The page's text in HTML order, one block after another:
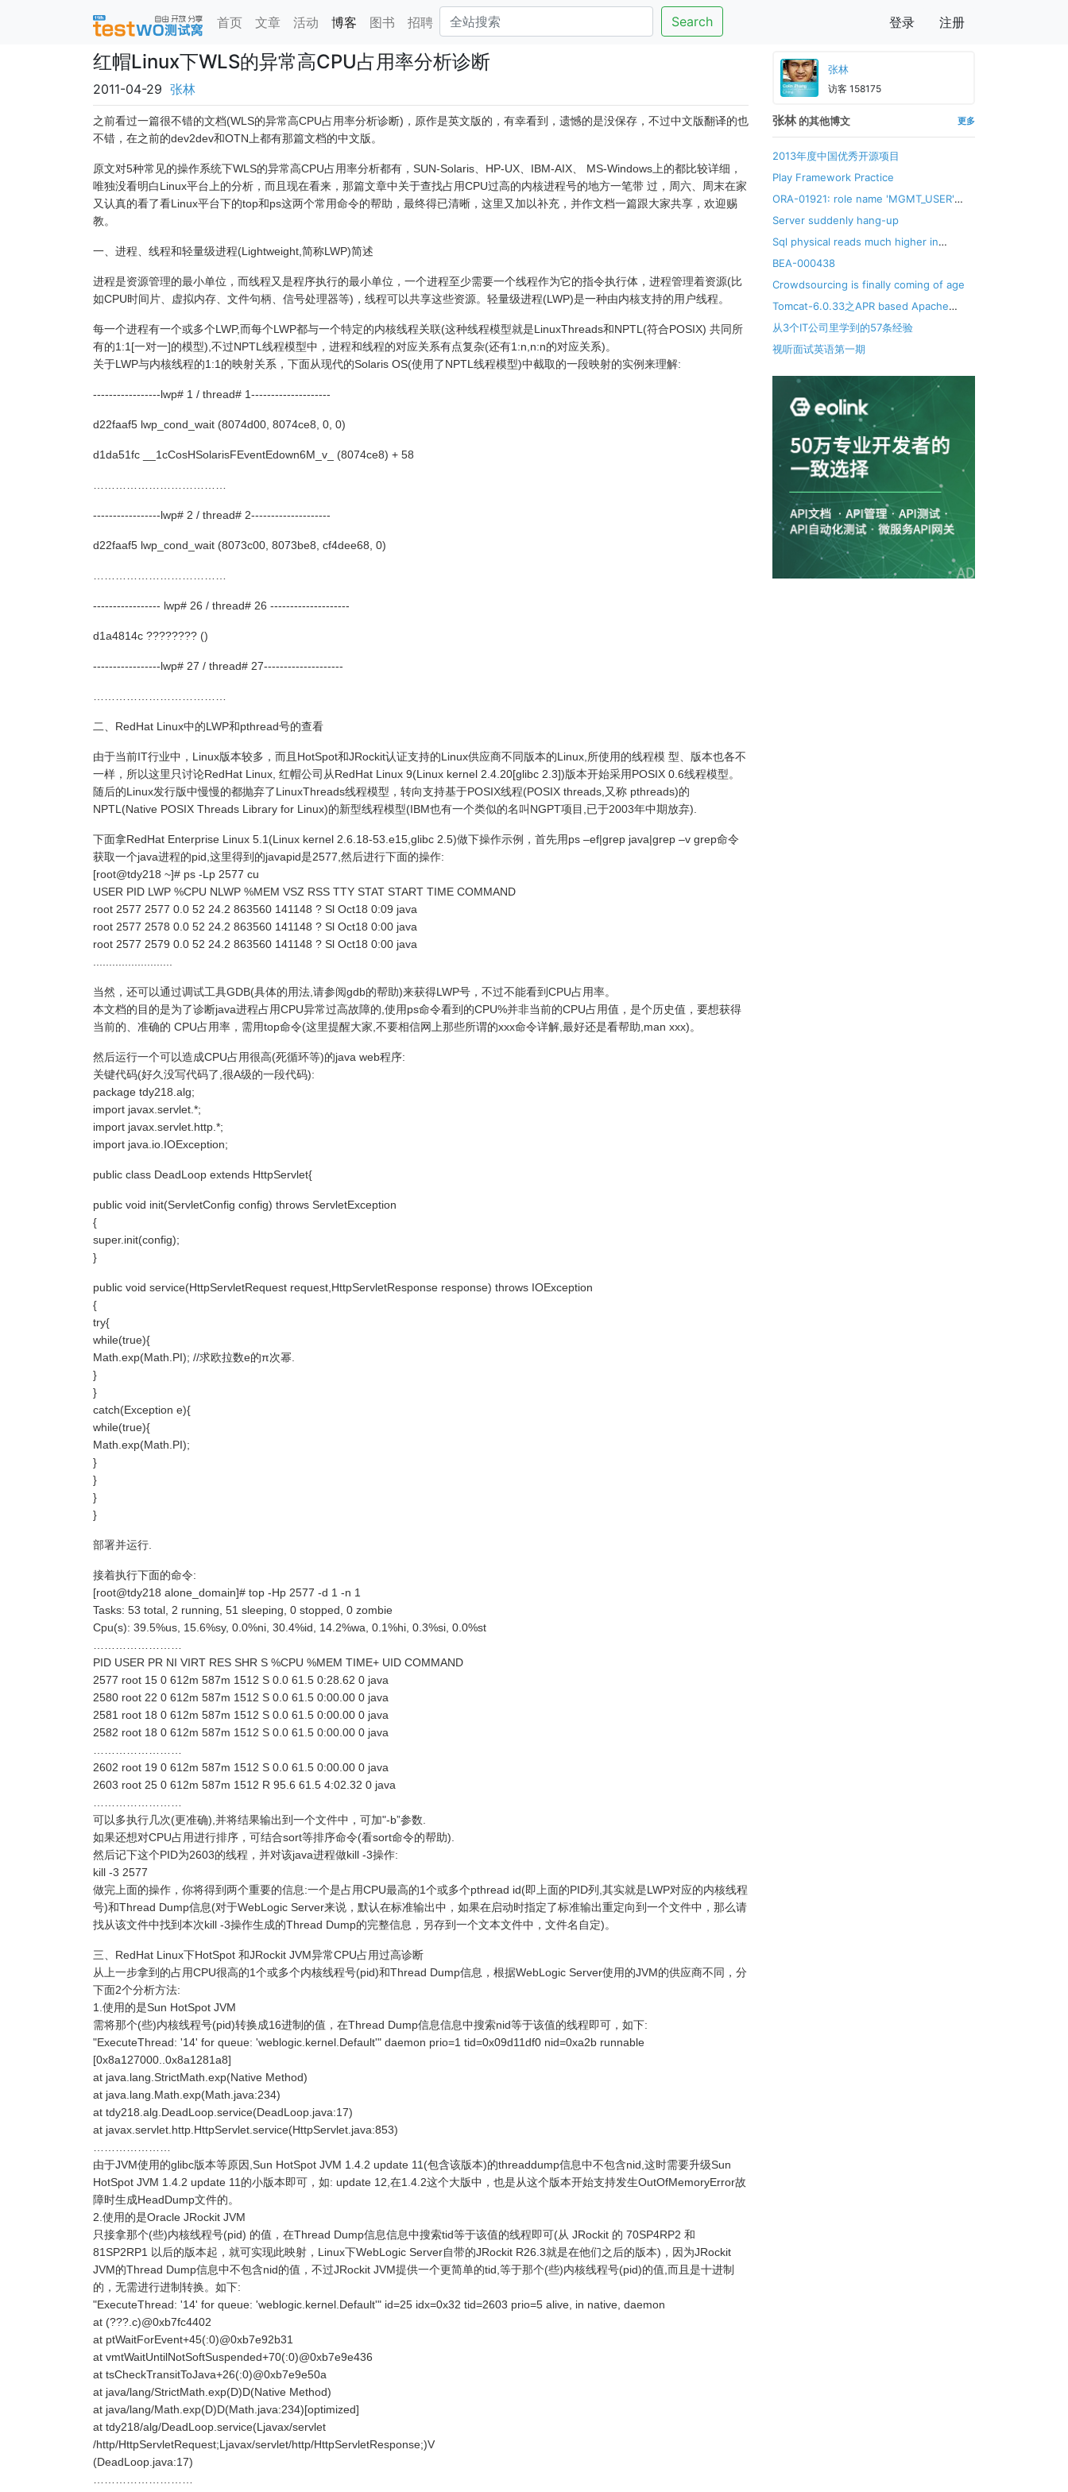
首页 文章 活动 博客 图书 招聘 Search 登录 注册
红帽Linux下WLS的异常高CPU占用率分析诊断
2011-04-29 张林
之前看过一篇很不错的文档(WLS的异常高CPU占用率分析诊断)，原作是英文版的，有幸看到，遗憾的是没保存，不过中文版翻译的也
不错，在之前的dev2dev和OTN上都有那篇文档的中文版。
原文对5种常见的操作系统下WLS的异常高CPU占用率分析都有，SUN-Solaris、HP-UX、IBM-AIX、 MS-Windows上的都比较详细，
唯独没看明白Linux平台上的分析，而且现在看来，那篇文章中关于查找占用CPU过高的内核进程号的地方一笔带 过，周六、周末在家
又认真的看了看Linux平台下的top和ps这两个常用命令的帮助，最终得已清晰，这里又加以补充，并作文档一篇跟大家共享，欢迎赐
教。
一、进程、线程和轻量级进程(Lightweight,简称LWP)简述
进程是资源管理的最小单位，而线程又是程序执行的最小单位，一个进程至少需要一个线程作为它的指令执行体，进程管理着资源(比
如CPU时间片、虚拟内存、文件句柄、信号处理器等)，线程可以共享这些资源。轻量级进程(LWP)是一种由内核支持的用户线程。
每一个进程有一个或多个LWP,而每个LWP都与一个特定的内核线程关联(这种线程模型就是LinuxThreads和NPTL(符合POSIX) 共同所
有的1:1[一对一]的模型),不过NPTL线程模型中，进程和线程的对应关系有点复杂(还有1:n,n:n的对应关系)。
关于LWP与内核线程的1:1的映射关系，下面从现代的Solaris OS(使用了NPTL线程模型)中截取的一段映射的实例来理解:
-----------------lwp# 1 / thread# 1--------------------
d22faaf5 lwp_cond_wait (8074d00, 8074ce8, 0, 0)
d1da51fc __1cCosHSolarisFEventEdown6M_v_ (8074ce8) + 58
-----------------lwp# 2 / thread# 2--------------------
d22faaf5 lwp_cond_wait (8073c00, 8073be8, cf4dee68, 0)
----------------- lwp# 26 / thread# 26 --------------------
d1a4814c ???????? ()
-----------------lwp# 27 / thread# 27--------------------
二、RedHat Linux中的LWP和pthread号的查看
由于当前IT行业中，Linux版本较多，而且HotSpot和JRockit认证支持的Linux供应商不同版本的Linux,所使用的线程模 型、版本也各不
一样，所以这里只讨论RedHat Linux, 红帽公司从RedHat Linux 9(Linux kernel 2.4.20[glibc 2.3])版本开始采用POSIX 0.6线程模型。
随后的Linux发行版中慢慢的都抛弃了LinuxThreads线程模型，转向支持基于POSIX线程(POSIX threads,又称 pthreads)的
NPTL(Native POSIX Threads Library for Linux)的新型线程模型(IBM也有一个类似的名叫NGPT项目,已于2003年中期放弃).
下面拿RedHat Enterprise Linux 5.1(Linux kernel 2.6.18-53.e15,glibc 2.5)做下操作示例，首先用ps –ef|grep java|grep –v grep命令
获取一个java进程的pid,这里得到的javapid是2577,然后进行下面的操作:
[root@tdy218 ~]# ps -Lp 2577 cu
USER PID LWP %CPU NLWP %MEM VSZ RSS TTY STAT START TIME COMMAND
root 2577 2577 0.0 52 24.2 863560 141148 ? Sl Oct18 0:09 java
root 2577 2578 0.0 52 24.2 863560 141148 ? Sl Oct18 0:00 java
root 2577 2579 0.0 52 24.2 863560 141148 ? Sl Oct18 0:00 java
当然，还可以通过调试工具GDB(具体的用法,请参阅gdb的帮助)来获得LWP号，不过不能看到CPU占用率。
本文档的目的是为了诊断java进程占用CPU异常过高故障的,使用ps命令看到的CPU%并非当前的CPU占用值，是个历史值，要想获得
当前的、准确的 CPU占用率，需用top命令(这里提醒大家,不要相信网上那些所谓的xxx命令详解,最好还是看帮助,man xxx)。
然后运行一个可以造成CPU占用很高(死循环等)的java web程序:
关键代码(好久没写代码了,很A级的一段代码):
package tdy218.alg;
import javax.servlet.*;
import javax.servlet.http.*;
import java.io.IOException;
public class DeadLoop extends HttpServlet{
public void init(ServletConfig config) throws ServletException
{
super.init(config);
}
public void service(HttpServletRequest request,HttpServletResponse response) throws IOException
{
try{
while(true){
Math.exp(Math.PI); //求欧拉数e的π次幂.
}
}
catch(Exception e){
while(true){
Math.exp(Math.PI);
}
}
}
}
部署并运行.
接着执行下面的命令:
[root@tdy218 alone_domain]# top -Hp 2577 -d 1 -n 1
Tasks: 53 total, 2 running, 51 sleeping, 0 stopped, 0 zombie
Cpu(s): 39.5%us, 15.6%sy, 0.0%ni, 30.4%id, 14.2%wa, 0.1%hi, 0.3%si, 0.0%st
PID USER PR NI VIRT RES SHR S %CPU %MEM TIME+ UID COMMAND
2577 root 15 0 612m 587m 1512 S 0.0 61.5 0:28.62 0 java
2580 root 22 0 612m 587m 1512 S 0.0 61.5 0:00.00 0 java
2581 root 18 0 612m 587m 1512 S 0.0 61.5 0:00.00 0 java
2582 root 18 0 612m 587m 1512 S 0.0 61.5 0:00.00 0 java
2602 root 19 0 612m 587m 1512 S 0.0 61.5 0:00.00 0 java
2603 root 25 0 612m 587m 1512 R 95.6 61.5 4:02.32 0 java
可以多执行几次(更准确),并将结果输出到一个文件中，可加"-b”参数.
如果还想对CPU占用进行排序，可结合sort等排序命令(看sort命令的帮助).
然后记下这个PID为2603的线程，并对该java进程做kill -3操作:
kill -3 2577
做完上面的操作，你将得到两个重要的信息:一个是占用CPU最高的1个或多个pthread id(即上面的PID列,其实就是LWP对应的内核线程
号)和Thread Dump信息(对于WebLogic Server来说，默认在标准输出中，如果在启动时指定了标准输出重定向到一个文件中，那么请
找从该文件中找到本次kill -3操作生成的Thread Dump的完整信息，另存到一个文本文件中，文件名自定)。
三、RedHat Linux下HotSpot 和JRockit JVM异常CPU占用过高诊断
从上一步拿到的占用CPU很高的1个或多个内核线程号(pid)和Thread Dump信息，根据WebLogic Server使用的JVM的供应商不同，分
下面2个分析方法:
1.使用的是Sun HotSpot JVM
需将那个(些)内核线程号(pid)转换成16进制的值，在Thread Dump信息信息中搜索nid等于该值的线程即可，如下:
"ExecuteThread: '14' for queue: 'weblogic.kernel.Default'" daemon prio=1 tid=0x09d11df0 nid=0xa2b runnable
[0x8a127000..0x8a1281a8]
at java.lang.StrictMath.exp(Native Method)
at java.lang.Math.exp(Math.java:234)
at tdy218.alg.DeadLoop.service(DeadLoop.java:17)
at javax.servlet.http.HttpServlet.service(HttpServlet.java:853)
由于JVM使用的glibc版本等原因,Sun HotSpot JVM 1.4.2 update 11(包含该版本)的threaddump信息中不包含nid,这时需要升级Sun
HotSpot JVM 1.4.2 update 11的小版本即可，如: update 12,在1.4.2这个大版中，也是从这个版本开始支持发生OutOfMemoryError故
障时生成HeadDump文件的。
2.使用的是Oracle JRockit JVM
只接拿那个(些)内核线程号(pid) 的值，在Thread Dump信息信息中搜索tid等于该值的线程即可(从 JRockit 的 70SP4RP2 和
81SP2RP1 以后的版本起，就可实现此映射，Linux下WebLogic Server自带的JRockit R26.3就是在他们之后的版本)，因为JRockit
JVM的Thread Dump信息中不包含nid的值，不过JRockit JVM提供一个更简单的tid,等于那个(些)内核线程号(pid)的值,而且是十进制
的，无需进行进制转换。如下:
"ExecuteThread: '14' for queue: 'weblogic.kernel.Default'" id=25 idx=0x32 tid=2603 prio=5 alive, in native, daemon
at (???.c)@0xb7fc4402
at ptWaitForEvent+45(:0)@0xb7e92b31
at vmtWaitUntilNotSoftSuspended+70(:0)@0xb7e9e436
at tsCheckTransitToJava+26(:0)@0xb7e9e50a
at java/lang/StrictMath.exp(D)D(Native Method)
at java/lang/Math.exp(D)D(Math.java:234)[optimized]
at tdy218/alg/DeadLoop.service(Ljavax/servlet
/http/HttpServletRequest;Ljavax/servlet/http/HttpServletResponse;)V
(DeadLoop.java:17)
张林
访客 158175
张林的其他博文 更多
2013年度中国优秀开源项目
Play Framework Practice
ORA-01921: role name 'MGMT_USER'
conflicts with another user or role name
Server suddenly hang-up
Sql physical reads much higher in
O11gR2 than 10gR2
BEA-000438
Crowdsourcing is finally coming of age
Tomcat-6.0.33之APR based Apache
Tomcat Native library
从3个IT公司里学到的57条经验
视听面试英语第一期